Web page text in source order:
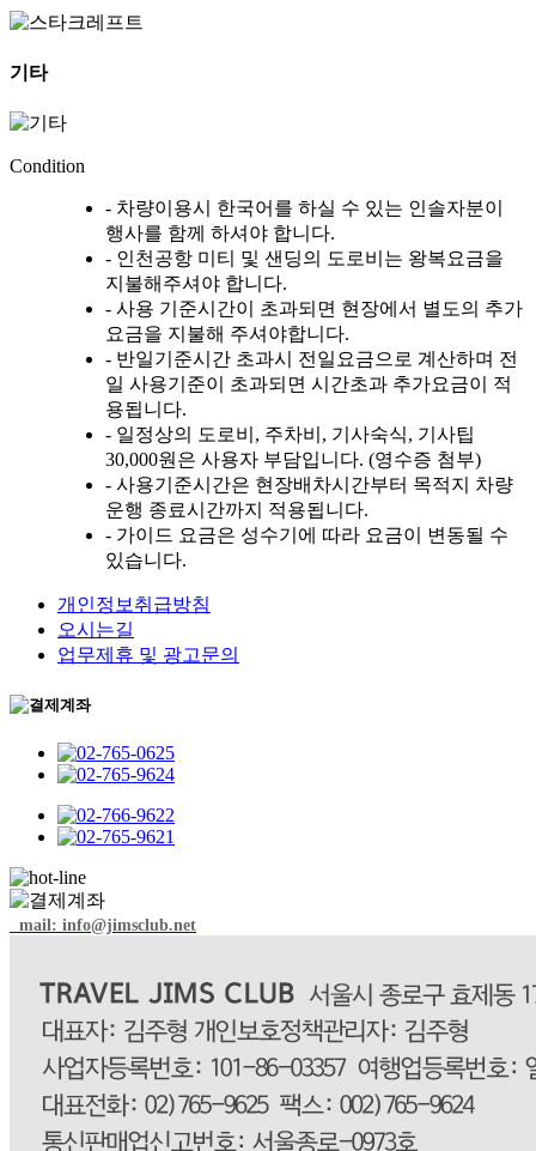
기타
Condition
- 차량이용시 한국어를 하실 수 있는 인솔자분이
행사를 함께 하셔야 합니다.
- 인천공항 미티 및 샌딩의 도로비는 왕복요금을
지불해주셔야 합니다.
- 사용 기준시간이 초과되면 현장에서 별도의 추가
요금을 지불해 주셔야합니다.
- 반일기준시간 초과시 전일요금으로 계산하며 전
일 사용기준이 초과되면 시간초과 추가요금이 적
용됩니다.
- 일정상의 도로비, 주차비, 기사숙식, 기사팁
30,000원은 사용자 부담입니다. (영수증 첨부)
- 사용기준시간은 현장배차시간부터 목적지 차량
운행 종료시간까지 적용됩니다.
- 가이드 요금은 성수기에 따라 요금이 변동될 수
있습니다.
개인정보취급방침
오시는길
업무제휴 및 광고문의
mail: info@jimsclub.net